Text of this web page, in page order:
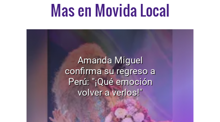
Mas en Movida Local
Amanda Miguel
confirma su regreso a
Perú: "¡Qué emoción
volver a verlos!"